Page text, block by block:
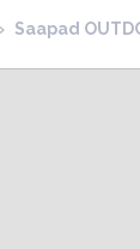
› Saapad